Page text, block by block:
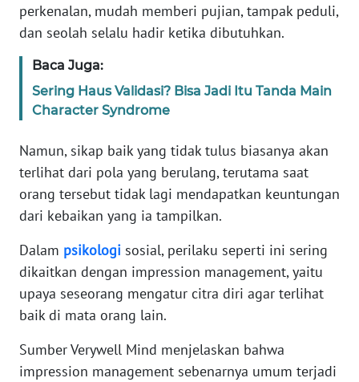
perkenalan, mudah memberi pujian, tampak peduli,
dan seolah selalu hadir ketika dibutuhkan.
Baca Juga:
Sering Haus Validasi? Bisa Jadi Itu Tanda Main
Character Syndrome
Namun, sikap baik yang tidak tulus biasanya akan
terlihat dari pola yang berulang, terutama saat
orang tersebut tidak lagi mendapatkan keuntungan
dari kebaikan yang ia tampilkan.
Dalam psikologi sosial, perilaku seperti ini sering
dikaitkan dengan impression management, yaitu
upaya seseorang mengatur citra diri agar terlihat
baik di mata orang lain.
Sumber Verywell Mind menjelaskan bahwa
impression management sebenarnya umum terjadi
INFO
IKLAN
KAMI
MEDIA
SIBER
REDAKSI
KARIR
DISCLAIMER
News
Regional